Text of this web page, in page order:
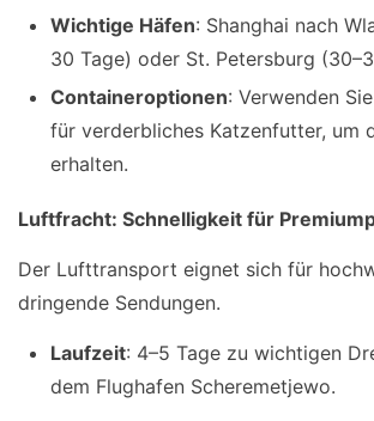
Wichtige Häfen: Shanghai nach
30 Tage) oder St. Petersburg
Containeroptionen: Verwenden
für verderbliches Katzenfutter, um
erhalten.
Luftfracht: Schnelligkeit für
Der Lufttransport eignet sich für
dringende Sendungen.
Laufzeit: 4–5 Tage zu wichtigen
dem Flughafen Scheremetjewo.